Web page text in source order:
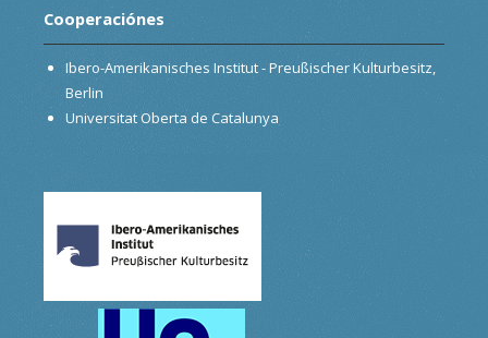
Cooperaciónes
Ibero-Amerikanisches Institut - Preußischer Kulturbesitz,
Berlin
Universitat Oberta de Catalunya